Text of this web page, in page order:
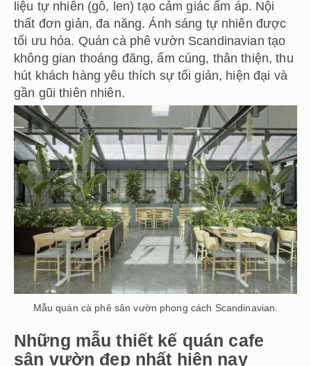
liệu tự nhiên (gỗ, len) tạo cảm giác ấm áp. Nội
thất đơn giản, đa năng. Ánh sáng tự nhiên được
tối ưu hóa. Quán cà phê vườn Scandinavian tạo
không gian thoáng đãng, ấm cúng, thân thiện, thu
hút khách hàng yêu thích sự tối giản, hiện đại và
gần gũi thiên nhiên.
Mẫu quán cà phê sân vườn phong cách Scandinavian.
Những mẫu thiết kế quán cafe
sân vườn đẹp nhất hiện nay